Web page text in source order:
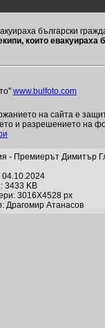
български
които евакуираха
www.bulfoto.com
на сайта е
и разрешението на
- Премиерът Димитър
04.10.2024
3433 KB
3016X4528 px
Драгомир Атанасов